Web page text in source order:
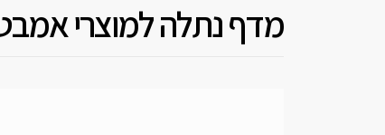
מדף נתלה למוצרי